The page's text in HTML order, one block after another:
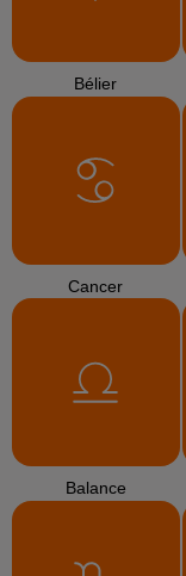
Bélier
Cancer
Balance